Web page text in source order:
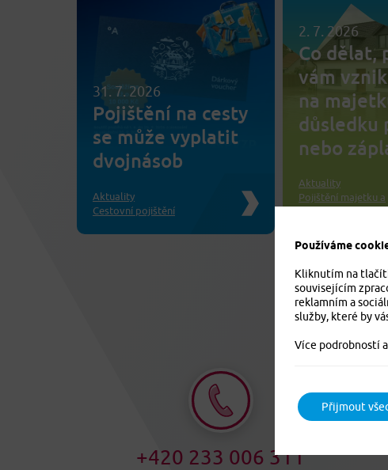
31. 7. 2026
Pojištění na cesty
se může vyplatit
dvojnásob
Aktuality
Cestovní pojištění
2. 7. 2026
Co dělat,
vám
na
důsledku
nebo
Aktuality
Pojištění majetku a
+420 233 006 311
Používáme
Kliknutím na
souvisejícím
reklamním a
služby, které by
Více podrobností
Přijmout